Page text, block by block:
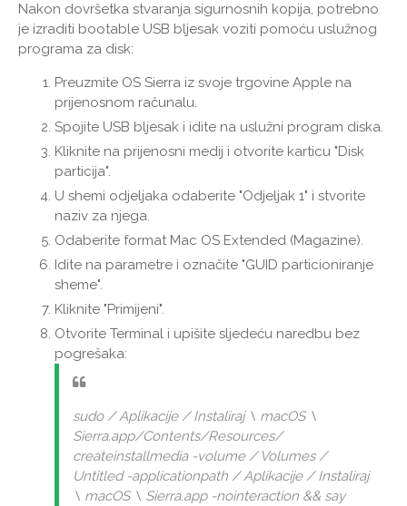
Nakon dovršetka stvaranja sigurnosnih kopija, potrebno
je izraditi bootable USB bljesak voziti pomoću uslužnog
programa za disk:
Preuzmite OS Sierra iz svoje trgovine Apple na
prijenosnom računalu.
Spojite USB bljesak i idite na uslužni program diska.
Kliknite na prijenosni medij i otvorite karticu "Disk
particija".
U shemi odjeljaka odaberite "Odjeljak 1" i stvorite
naziv za njega.
Odaberite format Mac OS Extended (Magazine).
Idite na parametre i označite "GUID particioniranje
sheme".
Kliknite "Primijeni".
Otvorite Terminal i upišite sljedeću naredbu bez
pogrešaka:
sudo / Aplikacije / Instaliraj \ macOS \
Sierra.app/Contents/Resources/
createinstallmedia -volume / Volumes /
Untitled -applicationpath / Aplikacije / Instaliraj
\ macOS \ Sierra.app -nointeraction && say